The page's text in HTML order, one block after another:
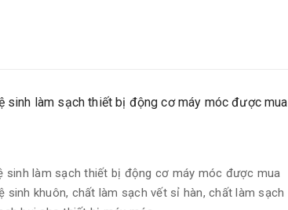
sinh làm sạch thiết bị động cơ máy móc được mua
sinh làm sạch thiết bị động cơ máy móc được mua
sinh khuôn, chất làm sạch vết sỉ hàn, chất làm sạch